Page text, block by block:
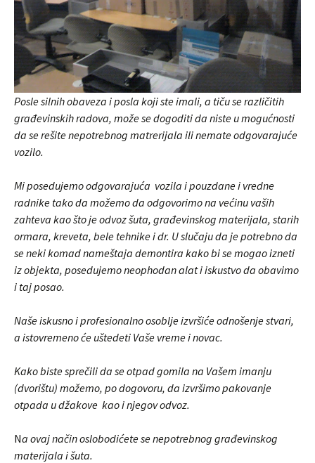
Posle silnih obaveza i posla koji ste imali, a tiču se različitih
građevinskih radova, može se dogoditi da niste u mogućnosti
da se rešite nepotrebnog matrerijala ili nemate odgovarajuće
vozilo.
Mi posedujemo odgovarajuća vozila i pouzdane i vredne
radnike tako da možemo da odgovorimo na većinu vaših
zahteva kao što je odvoz šuta, građevinskog materijala, starih
ormara, kreveta, bele tehnike i dr. U slučaju da je potrebno da
se neki komad nameštaja demontira kako bi se mogao izneti
iz objekta, posedujemo neophodan alat i iskustvo da obavimo
i taj posao.
Naše iskusno i profesionalno osoblje izvršiće odnošenje stvari,
a istovremeno će uštedeti Vaše vreme i novac.
Kako biste sprečili da se otpad gomila na Vašem imanju
(dvorištu) možemo, po dogovoru, da izvršimo pakovanje
otpada u džakove kao i njegov odvoz.
Na ovaj način oslobodićete se nepotrebnog građevinskog
materijala i šuta.